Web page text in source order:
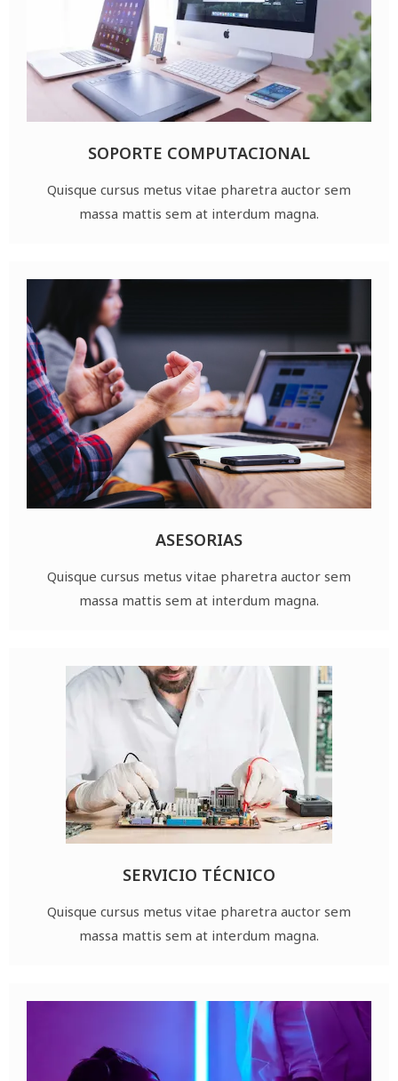
SOPORTE COMPUTACIONAL
Quisque cursus metus vitae pharetra auctor sem
massa mattis sem at interdum magna.
ASESORIAS
Quisque cursus metus vitae pharetra auctor sem
massa mattis sem at interdum magna.
SERVICIO TÉCNICO
Quisque cursus metus vitae pharetra auctor sem
massa mattis sem at interdum magna.